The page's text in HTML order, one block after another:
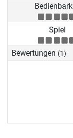
Spiel
Bewertungen (1)